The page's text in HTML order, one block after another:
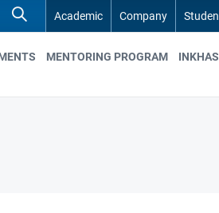
Academic Company
MENTORING PROGRAM INKHAS